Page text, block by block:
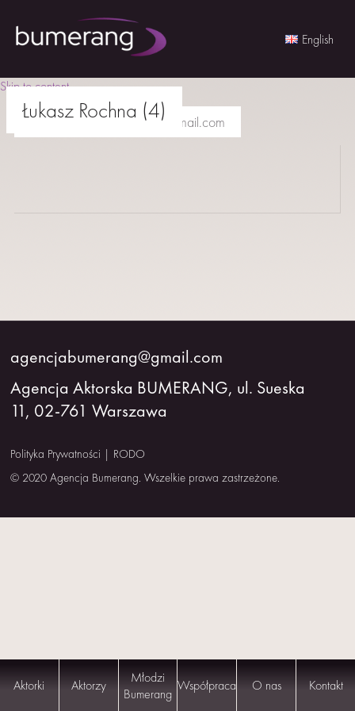
AKTORKI
O
NAS
KONTAKT
Aktorki Aktorzy
Młodzi
Bumerang Współpraca O nas Kontakt
English
Skip to content
agencjabumerang@gmail.com
Łukasz Rochna (4)
agencjabumerang@gmail.com
Agencja Aktorska BUMERANG, ul. Sueska
11, 02-761 Warszawa
Polityka Prywatności | RODO
© 2020 Agencja Bumerang. Wszelkie prawa zastrzeżone.